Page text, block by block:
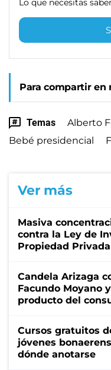
Lo que necesitas
Para compartir en
Temas
Alberto
Bebé presidencial
Ver más
Masiva
contra la Ley de
Propiedad Privada
Candela Arizaga
Facundo Moyano
producto del
Cursos gratuitos
jóvenes
dónde anotarse